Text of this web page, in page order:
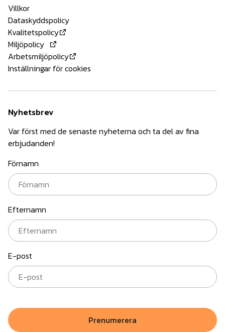
Villkor
Dataskyddspolicy
Kvalitetspolicy
Miljöpolicy
Arbetsmiljöpolicy
Inställningar för cookies
Nyhetsbrev
Var först med de senaste nyheterna och ta del av fina
erbjudanden!
Förnamn
Efternamn
E-post
Prenumerera